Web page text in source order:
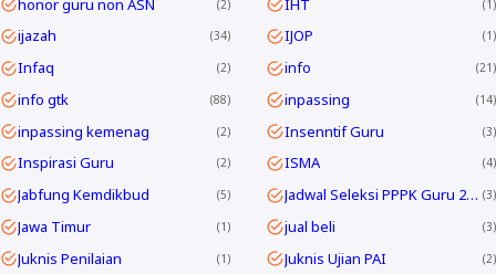
honor guru non ASN 2 IHT 1
ijazah 34 IJOP 1
Infaq 2 info 21
info gtk 88 inpassing 14
inpassing kemenag 2 Insenntif Guru 3
Inspirasi Guru 2 ISMA 4
Jabfung Kemdikbud 5 Jadwal Seleksi PPPK Guru 2024 3
Jawa Timur 1 jual beli 3
Juknis Penilaian 1 Juknis Ujian PAI 2